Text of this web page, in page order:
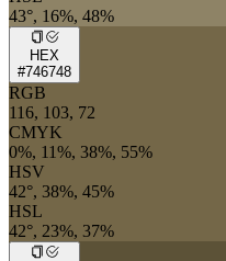
43°, 16%, 48%
HEX
#746748
RGB
116, 103, 72
CMYK
0%, 11%, 38%, 55%
HSV
42°, 38%, 45%
HSL
42°, 23%, 37%